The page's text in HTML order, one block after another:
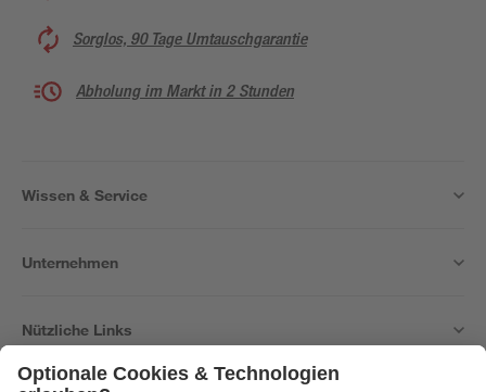
Sorglos, 90 Tage Umtauschgarantie
Abholung im Markt in 2 Stunden
Wissen & Service
Unternehmen
Nützliche Links